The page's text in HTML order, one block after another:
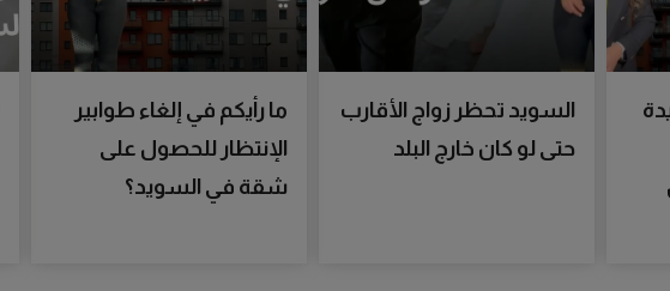
السويد تحظر زواج الأقارب
حتى لو كان خارج البلد
ما رأيكم في إلغاء طوابير
الإنتظار للحصول على
شقة في السويد؟